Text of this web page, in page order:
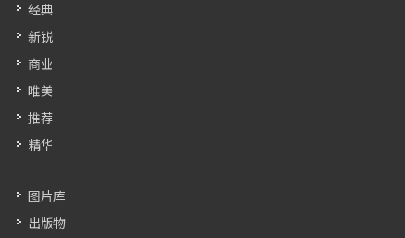
经典
新锐
商业
唯美
推荐
精华
图片库
出版物